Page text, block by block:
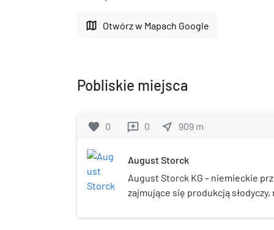
map Otwórz w Mapach Google
Pobliskie miejsca
favorite 0 reviews 0 near_me 909 m
August Storck
August Storck KG – niemieckie
zajmujące się produkcją słodyczy,
w 1903 roku w Berlinie przez